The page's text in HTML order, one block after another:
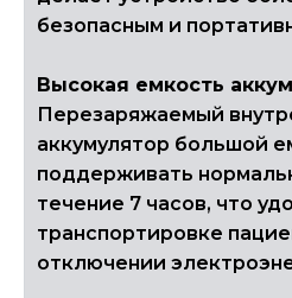
безопасным и
Высокая емкость
Перезаряжаемый
аккумулятор большой
поддерживать
течение 7 часов, что
транспортировке
отключении